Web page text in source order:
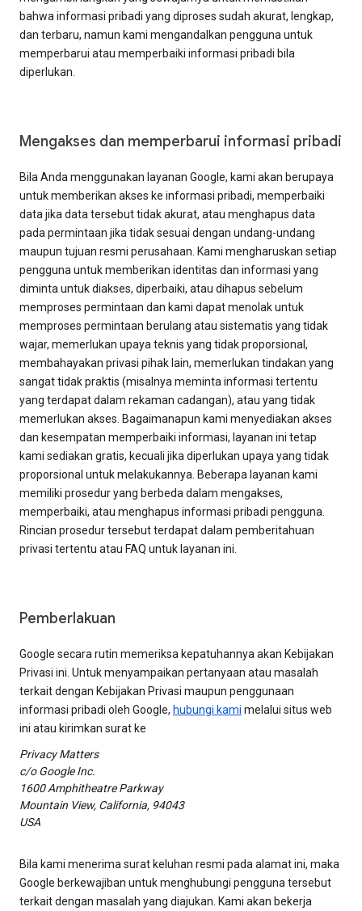
bahwa informasi pribadi yang diproses sudah akurat, lengkap,
dan terbaru, namun kami mengandalkan pengguna untuk
memperbarui atau memperbaiki informasi pribadi bila
diperlukan.
Mengakses dan memperbarui informasi pribadi
Bila Anda menggunakan layanan Google, kami akan berupaya
untuk memberikan akses ke informasi pribadi, memperbaiki
data jika data tersebut tidak akurat, atau menghapus data
pada permintaan jika tidak sesuai dengan undang-undang
maupun tujuan resmi perusahaan. Kami mengharuskan setiap
pengguna untuk memberikan identitas dan informasi yang
diminta untuk diakses, diperbaiki, atau dihapus sebelum
memproses permintaan dan kami dapat menolak untuk
memproses permintaan berulang atau sistematis yang tidak
wajar, memerlukan upaya teknis yang tidak proporsional,
membahayakan privasi pihak lain, memerlukan tindakan yang
sangat tidak praktis (misalnya meminta informasi tertentu
yang terdapat dalam rekaman cadangan), atau yang tidak
memerlukan akses. Bagaimanapun kami menyediakan akses
dan kesempatan memperbaiki informasi, layanan ini tetap
kami sediakan gratis, kecuali jika diperlukan upaya yang tidak
proporsional untuk melakukannya. Beberapa layanan kami
memiliki prosedur yang berbeda dalam mengakses,
memperbaiki, atau menghapus informasi pribadi pengguna.
Rincian prosedur tersebut terdapat dalam pemberitahuan
privasi tertentu atau FAQ untuk layanan ini.
Pemberlakuan
Google secara rutin memeriksa kepatuhannya akan Kebijakan
Privasi ini. Untuk menyampaikan pertanyaan atau masalah
terkait dengan Kebijakan Privasi maupun penggunaan
informasi pribadi oleh Google, hubungi kami melalui situs web
ini atau kirimkan surat ke
Privacy Matters
c/o Google Inc.
1600 Amphitheatre Parkway
Mountain View, California, 94043
USA
Bila kami menerima surat keluhan resmi pada alamat ini, maka
Google berkewajiban untuk menghubungi pengguna tersebut
terkait dengan masalah yang diajukan. Kami akan bekerja